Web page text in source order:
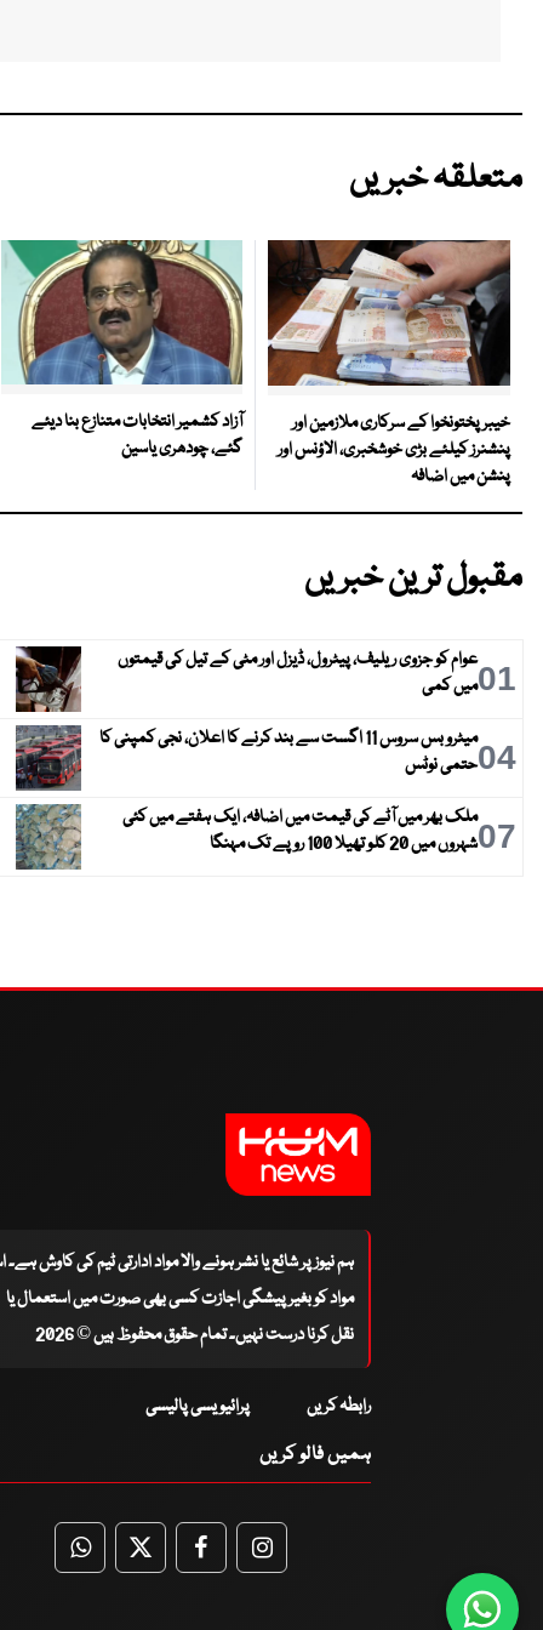
متعلقہ خبریں
خیبرپختونخوا کے سرکاری ملازمین اور
پنشنرز کیلئے بڑی خوشخبری، الاؤنس اور
پنشن میں اضافہ
آزاد کشمیر انتخابات متنازع بنا دیئے
گئے، چودھری یاسین
مقبول ترین خبریں
01عوام کو جزوی ریلیف، پیٹرول، ڈیزل اور مٹی کے تیل کی قیمتوں
میں کمی
04
میٹرو بس سروس 11 اگست سے بند کرنے کا اعلان، نجی کمپنی کا
حتمی نوٹس
07ملک بھر میں آٹے کی قیمت میں اضافہ، ایک ہفتے میں کئی
شہروں میں 20 کلو تھیلا 100 روپے تک مہنگا
ہم نیوز پر شائع یا نشر ہونے والا مواد ادارتی ٹیم کی کاوش
مواد کو بغیر پیشگی اجازت کسی بھی صورت میں استعمال یا
نقل کرنا درست نہیں۔ تمام حقوق محفوظ ہیں © 2026
رابطہ کریں پرائیویسی پالیسی
ہمیں فالو کریں
WhatsApp
TwitterFacebookFacebook